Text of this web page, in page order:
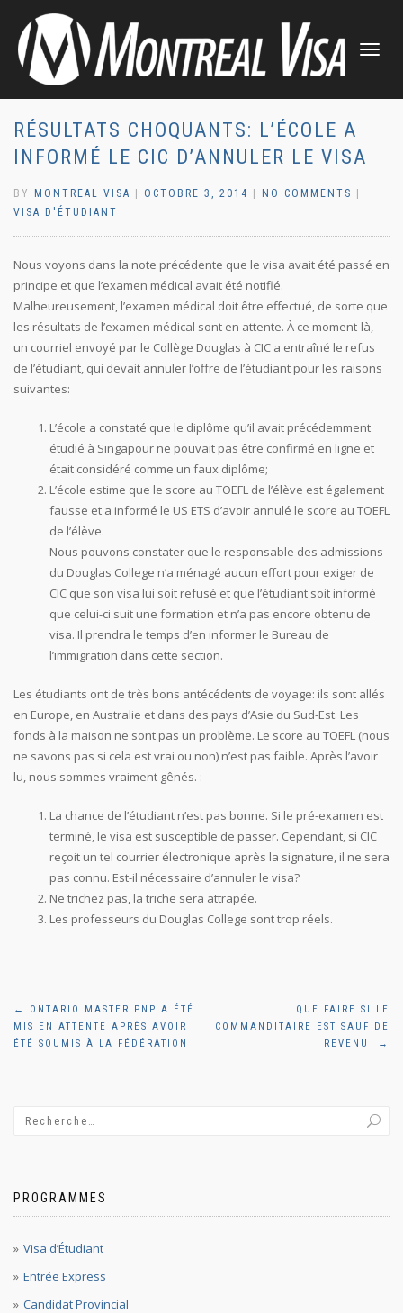
TOGGLE
RÉSULTATS CHOQUANTS: L’ÉCOLE A
INFORMÉ LE CIC D’ANNULER LE VISA
BY MONTREAL VISA OCTOBRE 3, 2014 NO COMMENTS
VISA D'ÉTUDIANT
Nous voyons dans la note précédente que le visa avait été passé en
principe et que l’examen médical avait été notifié.
Malheureusement, l’examen médical doit être effectué, de sorte que
les résultats de l’examen médical sont en attente. À ce moment-là,
un courriel envoyé par le Collège Douglas à CIC a entraîné le refus
de l’étudiant, qui devait annuler l’offre de l’étudiant pour les raisons
suivantes:
L’école a constaté que le diplôme qu’il avait précédemment
étudié à Singapour ne pouvait pas être confirmé en ligne et
était considéré comme un faux diplôme;
L’école estime que le score au TOEFL de l’élève est également
fausse et a informé le US ETS d’avoir annulé le score au TOEFL
de l’élève.
Nous pouvons constater que le responsable des admissions
du Douglas College n’a ménagé aucun effort pour exiger de
CIC que son visa lui soit refusé et que l’étudiant soit informé
que celui-ci suit une formation et n’a pas encore obtenu de
visa. Il prendra le temps d’en informer le Bureau de
l’immigration dans cette section.
Les étudiants ont de très bons antécédents de voyage: ils sont allés
en Europe, en Australie et dans des pays d’Asie du Sud-Est. Les
fonds à la maison ne sont pas un problème. Le score au TOEFL (nous
ne savons pas si cela est vrai ou non) n’est pas faible. Après l’avoir
lu, nous sommes vraiment gênés. :
La chance de l’étudiant n’est pas bonne. Si le pré-examen est
terminé, le visa est susceptible de passer. Cependant, si CIC
reçoit un tel courrier électronique après la signature, il ne sera
pas connu. Est-il nécessaire d’annuler le visa?
Ne trichez pas, la triche sera attrapée.
Les professeurs du Douglas College sont trop réels.
Navigation
de
←
ONTARIO MASTER PNP A ÉTÉ
MIS EN ATTENTE APRÈS AVOIR
ÉTÉ SOUMIS À LA FÉDÉRATION
QUE FAIRE SI LE
COMMANDITAIRE EST SAUF DE
REVENU
→
PROGRAMMES
Visa d’Étudiant
Entrée Express
Candidat Provincial